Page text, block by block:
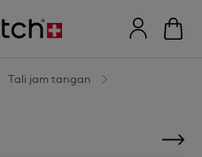
Tali jam tangan